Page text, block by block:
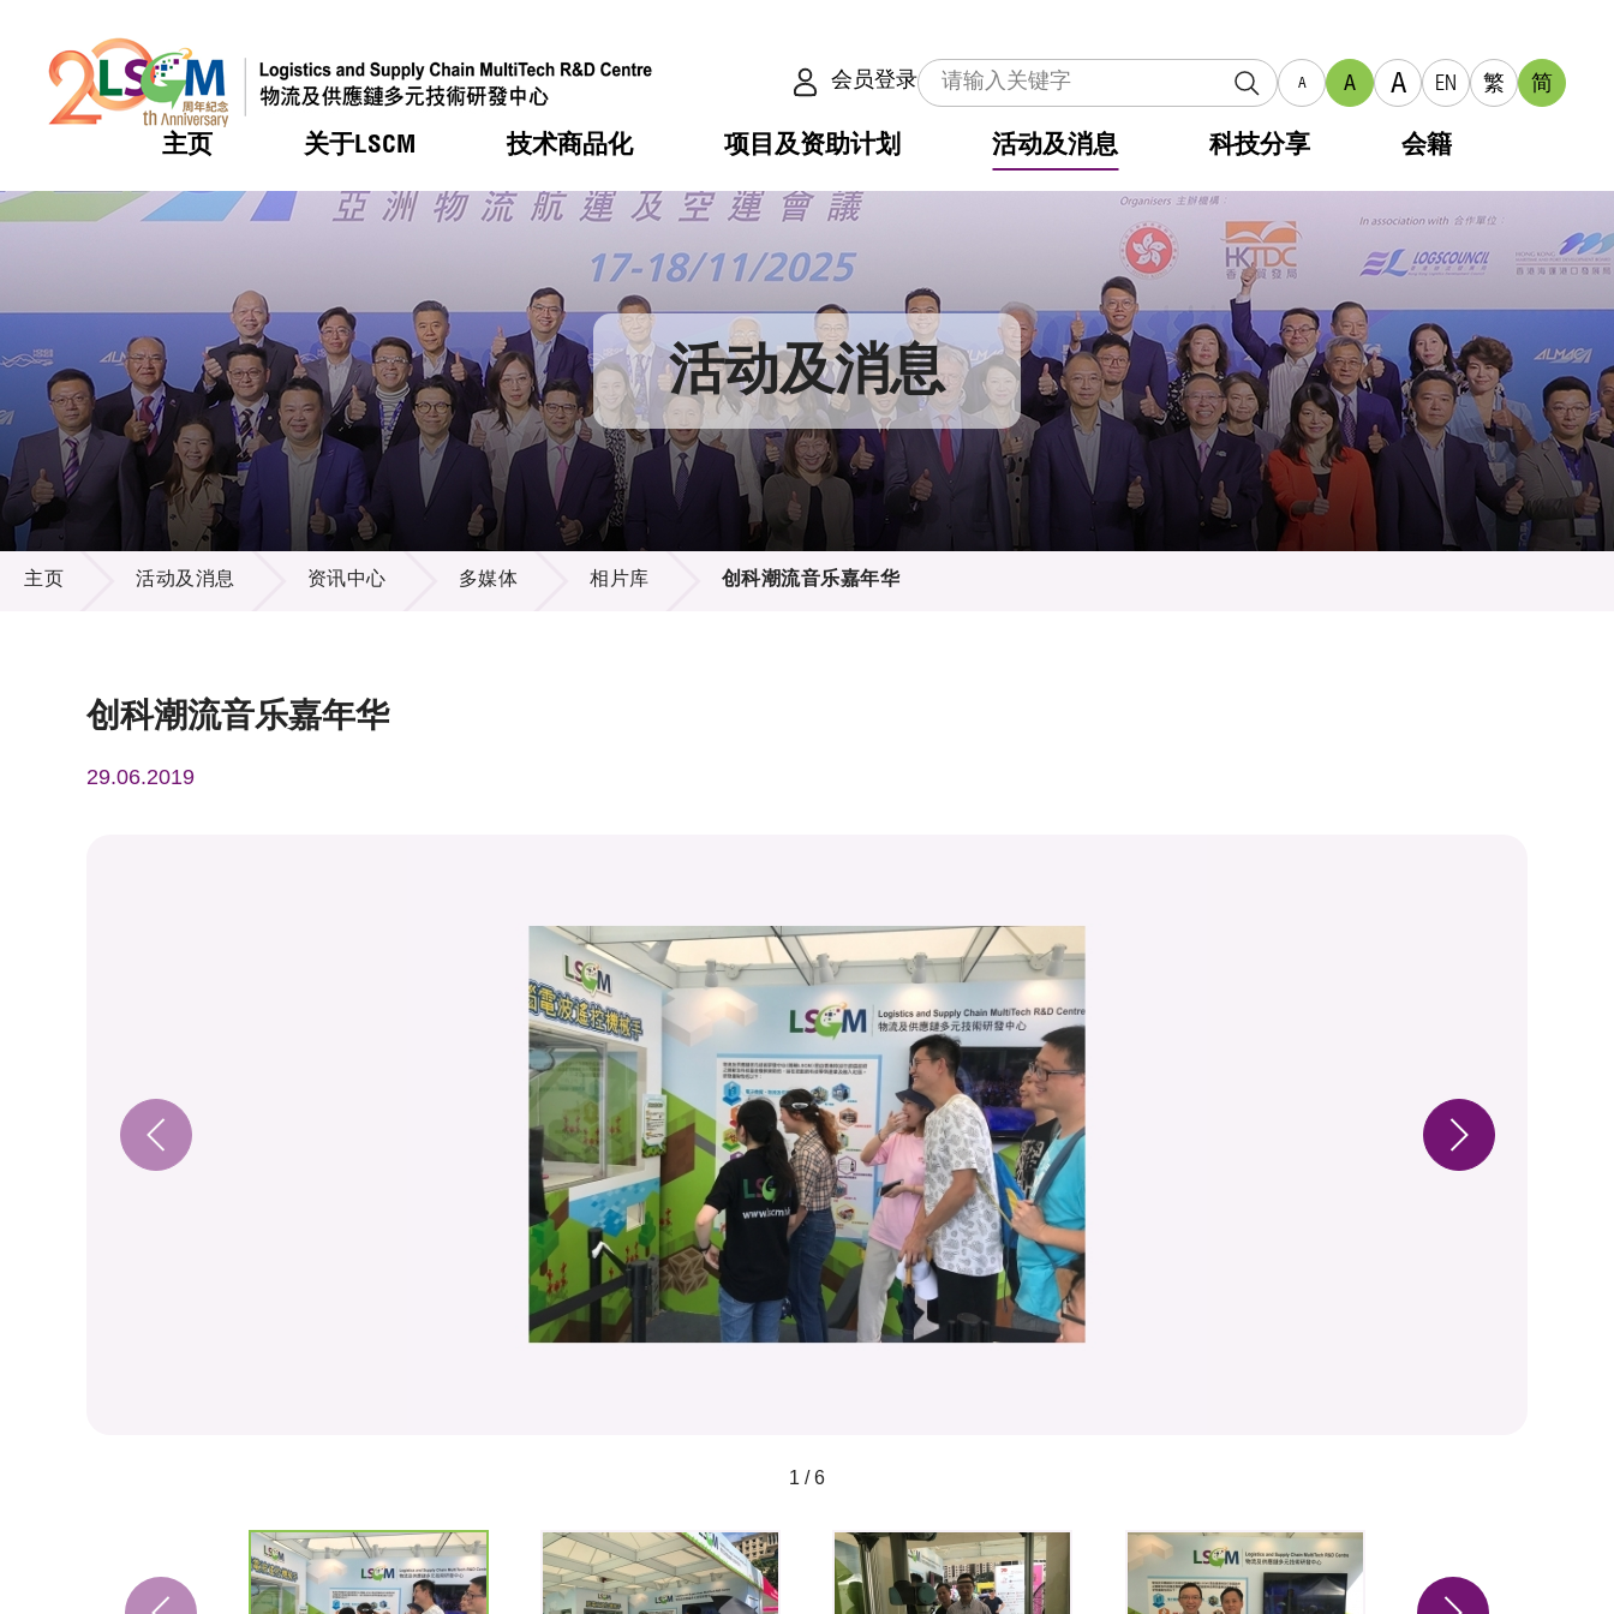
会员登录 A A A EN 繁 简
主页 关于LSCM
热门 机构简介
组织架构
组织架构
董事局
研究顾问
招标通告
技术商品化
热门 服务
可获授权之技术
应用于公共服务之创新技术
重点项目
项目及资助计划
热门 合作计划
资助计划
资助计划
税务优惠
申请
评审
征求研发项目计划书
项目资料库
活动及消息
热门 活动
奖项
新闻中心
媒体报导
新闻稿
资讯中心
多媒体
出版刊物
科技分享 会籍
热门 会籍及服务
会员列表
会员登入 活动及消息
活动及消息
主页 活动及消息 资讯中心 多媒体 相片库 创科潮流音乐嘉年华
创科潮流音乐嘉年华
29.06.2019
1 / 6